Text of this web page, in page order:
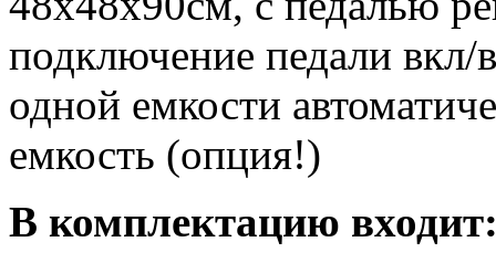
подключение педали
одной емкости
емкость (опция!)
В комплектацию